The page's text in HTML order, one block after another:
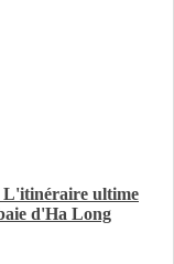
L'itinéraire ultime
d'Ha Long